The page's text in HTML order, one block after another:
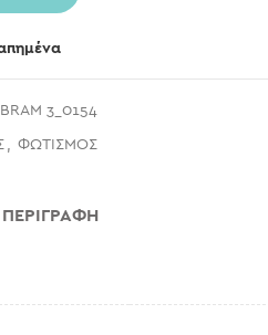
BRAM 3_0154
, ΦΩΤΙΣΜΟΣ
ΠΕΡΙΓΡΑΦΉ